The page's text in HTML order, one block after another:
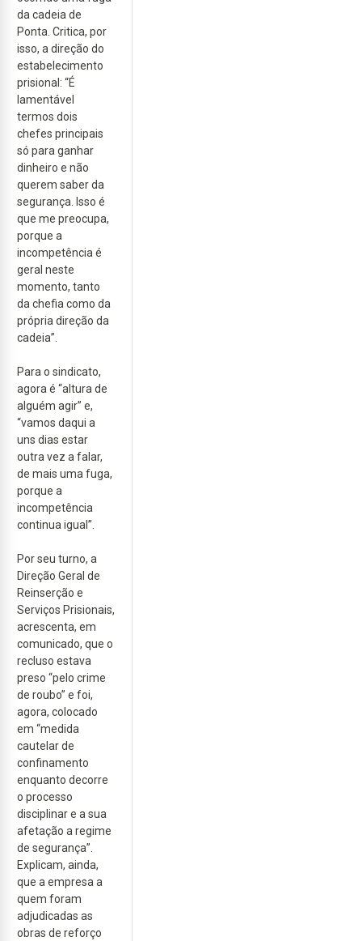
da cadeia de
Ponta. Critica, por
isso, a direção do
estabelecimento
prisional: “É
lamentável
termos dois
chefes principais
só para ganhar
dinheiro e não
querem saber da
segurança. Isso é
que me preocupa,
porque a
incompetência é
geral neste
momento, tanto
da chefia como da
própria direção da
cadeia”.
Para o sindicato,
agora é “altura de
alguém agir” e,
“vamos daqui a
uns dias estar
outra vez a falar,
de mais uma fuga,
porque a
incompetência
continua igual”.
Por seu turno, a
Direção Geral de
Reinserção e
Serviços Prisionais,
acrescenta, em
comunicado, que o
recluso estava
preso “pelo crime
de roubo” e foi,
agora, colocado
em “medida
cautelar de
confinamento
enquanto decorre
o processo
disciplinar e a sua
afetação a regime
de segurança”.
Explicam, ainda,
que a empresa a
quem foram
adjudicadas as
obras de reforço